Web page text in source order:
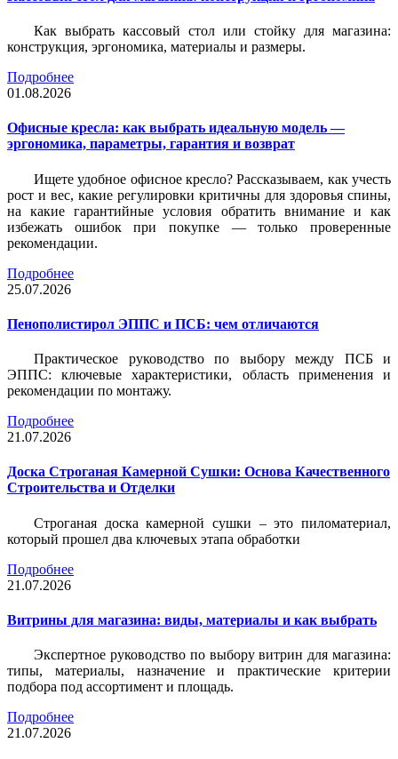
Как выбрать кассовый стол или стойку для магазина:
конструкция, эргономика, материалы и размеры.
Подробнее
01.08.2026
Офисные кресла: как выбрать идеальную модель —
эргономика, параметры, гарантия и возврат
Ищете удобное офисное кресло? Рассказываем, как учесть
рост и вес, какие регулировки критичны для здоровья спины,
на какие гарантийные условия обратить внимание и как
избежать ошибок при покупке — только проверенные
рекомендации.
Подробнее
25.07.2026
Пенополистирол ЭППС и ПСБ: чем отличаются
Практическое руководство по выбору между ПСБ и
ЭППС: ключевые характеристики, область применения и
рекомендации по монтажу.
Подробнее
21.07.2026
Доска Строганая Камерной Сушки: Основа Качественного
Строительства и Отделки
Строганая доска камерной сушки – это пиломатериал,
который прошел два ключевых этапа обработки
Подробнее
21.07.2026
Витрины для магазина: виды, материалы и как выбрать
Экспертное руководство по выбору витрин для магазина:
типы, материалы, назначение и практические критерии
подбора под ассортимент и площадь.
Подробнее
21.07.2026